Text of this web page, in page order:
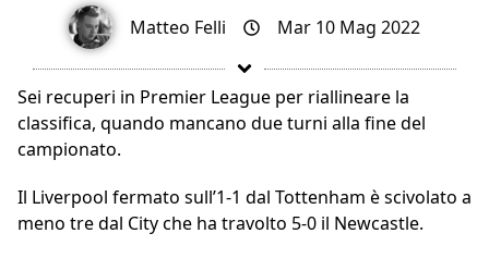
Matteo Felli Mar 10 Mag 2022
Sei recuperi in Premier League per riallineare la
classifica, quando mancano due turni alla fine del
campionato.
Il Liverpool fermato sull’1-1 dal Tottenham è scivolato a
meno tre dal City che ha travolto 5-0 il Newcastle.